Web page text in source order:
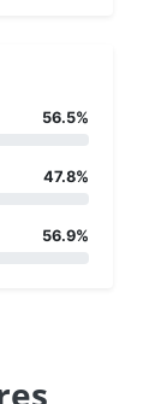
56.5%
47.8%
56.9%